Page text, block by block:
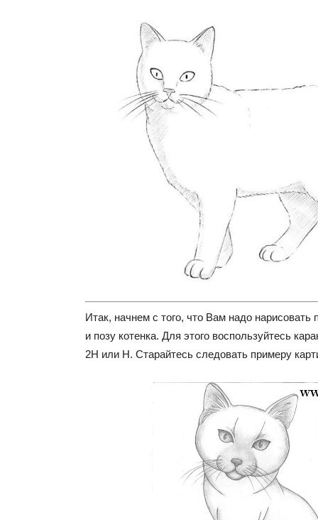
Итак, начнем с того, что Вам надо нарисовать
и позу котенка. Для этого воспользуйтесь
2Н или Н. Старайтесь следовать примеру